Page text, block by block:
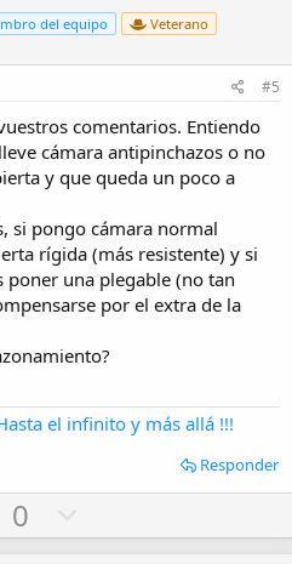
n
v
o
e
del equipo Veterano
#5
comentarios. Entiendo
cámara antipinchazos o no
y que queda un poco a
si pongo cámara normal
rígida (más resistente) y si
una plegable (no tan
por el extra de la
el infinito y más allá !!!
Responder
U0
o